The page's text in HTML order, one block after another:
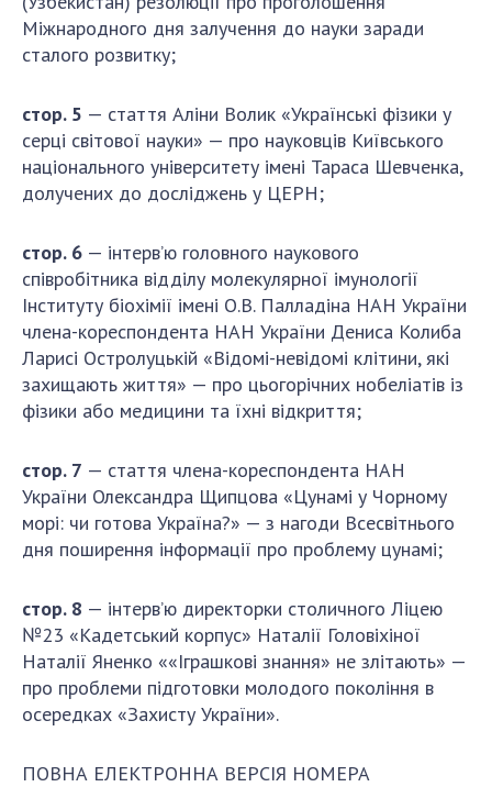
Нормативні акти НАН України
Державний бюджет НАН України
Вибори до складу НАН України
Бланки документів
НОВИНИ
ЗАСІДАННЯ ПРЕЗИДІЇ НАН УКРАЇНИ
НАУКОВІ ВИДАННЯ
МЕДІА ПРО НАС
АКАДЕМІЯ КОМЕНТУЄ
КОНТАКТИ
ПРОФСПІЛКА НАН УКРАЇНИ
КАБІНЕТ
Міжнародного дня залучення до науки заради
сталого розвитку;
cтор. 5 — стаття Аліни Волик «Українські фізики у
серці світової науки» — про науковців Київського
національного університету імені Тараса Шевченка,
долучених до досліджень у ЦЕРН;
cтор. 6 — інтерв’ю головного наукового
співробітника відділу молекулярної імунології
Інституту біохімії імені О.В. Палладіна НАН України
члена-кореспондента НАН України Дениса Колиба
Ларисі Остролуцькій «Відомі-невідомі клітини, які
захищають життя» — про цьогорічних нобеліатів із
фізики або медицини та їхні відкриття;
cтор. 7 — стаття члена-кореспондента НАН
України Олександра Щипцова «Цунамі у Чорному
морі: чи готова Україна?» — з нагоди Всесвітнього
дня поширення інформації про проблему цунамі;
cтор. 8 — інтерв’ю директорки столичного Ліцею
№23 «Кадетський корпус» Наталії Головіхіної
Наталії Яненко ««Іграшкові знання» не злітають» —
про проблеми підготовки молодого покоління в
осередках «Захисту України».
ПОВНА ЕЛЕКТРОННА ВЕРСІЯ НОМЕРА